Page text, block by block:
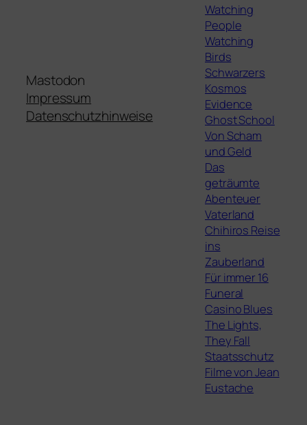
Mastodon
Impressum
Datenschutzhinweise
Watching
People
Watching
Birds
Schwarzers
Kosmos
Evidence
Ghost School
Von Scham
und Geld
Das
geträumte
Abenteuer
Vaterland
Chihiros Reise
ins
Zauberland
Für immer 16
Funeral
Casino Blues
The Lights,
They Fall
Staatsschutz
Filme von Jean
Eustache